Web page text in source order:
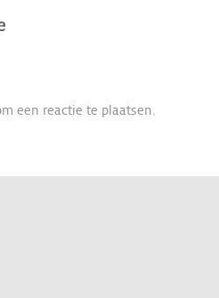
een reactie te plaatsen.